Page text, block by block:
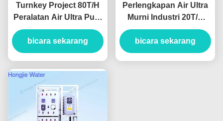
Turnkey Project 80T/H
Peralatan Air Ultra Pure
Untuk Pembersihan
Panel Tampilan
bicara sekarang
Perlengkapan Air Ultra
Murni Industri 20T/H
Untuk Litografi
bicara sekarang